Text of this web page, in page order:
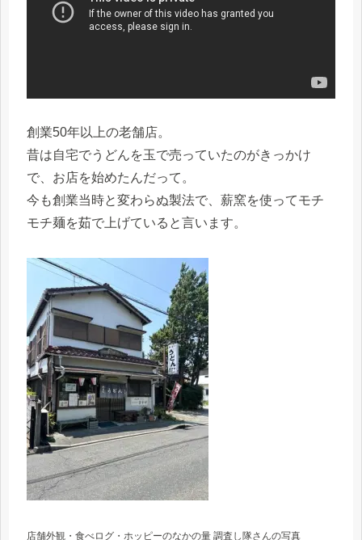
創業50年以上の老舗店。
昔は自宅でうどんを玉で売っていたのがきっかけ
で、お店を始めたんだって。
今も創業当時と変わらぬ製法で、薪窯を使ってモチ
モチ麺を茹で上げていると言います。
店舗外観・食べログ・ホッピーのなかの量 調査し隊さんの写真